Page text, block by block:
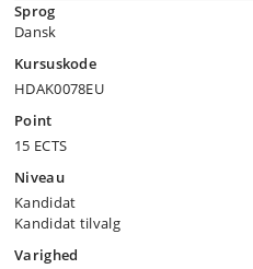
Sprog
Dansk
Kursuskode
HDAK0078EU
Point
15 ECTS
Niveau
Kandidat
Kandidat tilvalg
Varighed